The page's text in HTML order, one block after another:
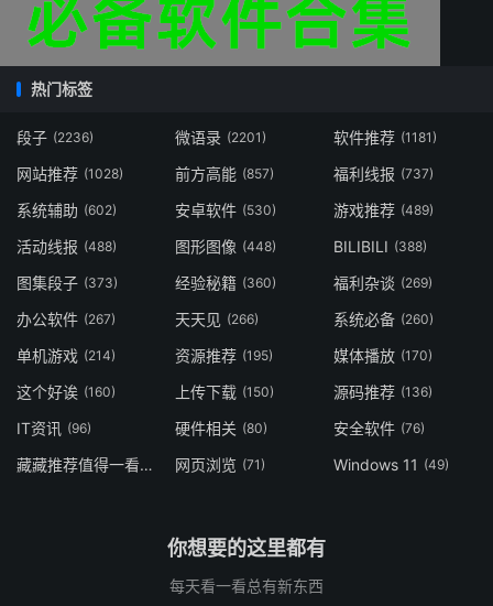
热门标签
段子 (2236) 微语录 (2201) 软件推荐 (1181)
网站推荐 (1028) 前方高能 (857) 福利线报 (737)
系统辅助 (602) 安卓软件 (530) 游戏推荐 (489)
活动线报 (488) 图形图像 (448) BILIBILI (388)
图集段子 (373) 经验秘籍 (360) 福利杂谈 (269)
办公软件 (267) 天天见 (266) 系统必备 (260)
单机游戏 (214) 资源推荐 (195) 媒体播放 (170)
这个好诶 (160) 上传下载 (150) 源码推荐 (136)
IT资讯 (96) 硬件相关 (80) 安全软件 (76)
藏藏推荐值得一看(73) 网页浏览 (71) Windows 11 (49)
你想要的这里都有
每天看一看总有新东西